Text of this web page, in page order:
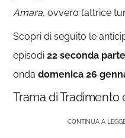
Amara, ovvero l’attrice
Scopri di seguito le
episodi22 seconda
ondadomenica 26
Trama di Tradimento
CONTINUA A